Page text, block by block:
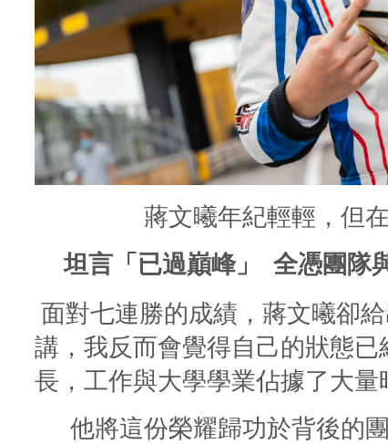
蔣文曦年紀輕輕，但
坦言「已過巔峰」 全憑團隊
面對七連勝的成績，蔣文曦卻
講，我反而會覺得自己的狀態
長，工作與大學學業佔據了大量
他將這份榮耀歸功於背後的